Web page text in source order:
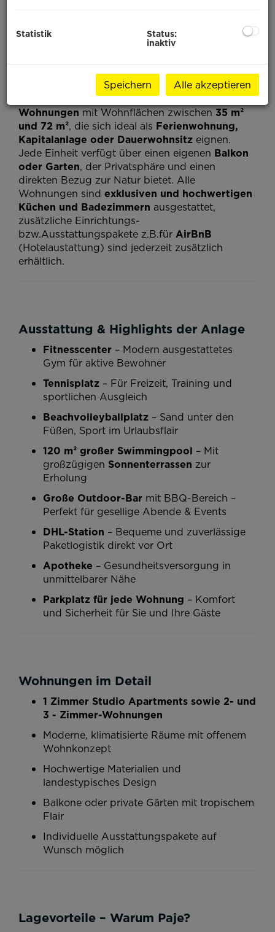
Projektübersicht
Das Projekt umfasst21 hochwertige
Wohnungenmit Wohnflächen zwischen35 m²
und 72 m², die sich ideal als Ferienwohnung,
Kapitalanlage oder Dauerwohnsitz eignen.
Jede Einheit verfügt über einen eigenen Balkon
oder Garten, der Privatsphäre und einen
direkten Bezug zur Natur bietet. Alle
Wohnungen sind exklusiven und hochwertigen
Küchen und Badezimmern ausgestattet,
zusätzliche Einrichtungs-
bzw.Ausstattungspakete z.B.für AirBnB
(Hotelaustattung) sind jederzeit zusätzlich
erhältlich.
Ausstattung & Highlights der Anlage
Fitnesscenter – Modern ausgestattetes
Gym für aktive Bewohner
Tennisplatz – Für Freizeit, Training und
sportlichen Ausgleich
Beachvolleyballplatz – Sand unter den
Füßen, Sport im Urlaubsflair
120 m² großer Swimmingpool – Mit
großzügigen Sonnenterrassen zur
Erholung
Große Outdoor-Bar mit BBQ-Bereich –
Perfekt für gesellige Abende & Events
DHL-Station – Bequeme und zuverlässige
Paketlogistik direkt vor Ort
Apotheke – Gesundheitsversorgung in
unmittelbarer Nähe
Parkplatz für jede Wohnung – Komfort
und Sicherheit für Sie und Ihre Gäste
Wohnungen im Detail
1 Zimmer Studio Apartments sowie 2- und
3 - Zimmer-Wohnungen
Moderne, klimatisierte Räume mit offenem
Wohnkonzept
Hochwertige Materialien und
landestypisches Design
Balkone oder private Gärten mit tropischem
Flair
Individuelle Ausstattungspakete auf
Wunsch möglich
Lagevorteile – Warum Paje?
Statistik Status:
inaktiv
Speichern Alle akzeptieren